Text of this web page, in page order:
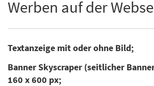
Werben auf der
Textanzeige mit oder ohne Bild;
Banner Skyscraper (seitlicher
160 x 600 px;